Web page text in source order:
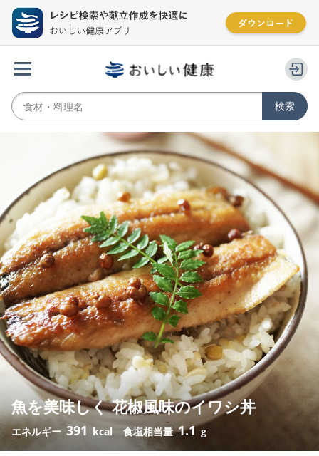
魚を美味しく 花椒風味のイワシ丼
エネルギー 391 kcal 食塩相当量1.1 g